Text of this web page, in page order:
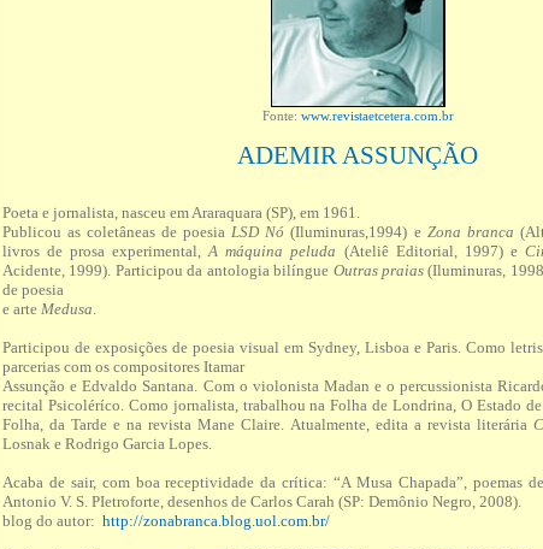
Fonte: www.revistaetcetera.com.br
ADEMIR ASSUNÇÃO
Poeta e jornalista, nasceu em Araraquara (SP), em 1961.
Publicou as coletâneas de poesiaLSD Nó (Iluminuras,1994) e Zona branca
livros de prosa experimental,A máquina peluda (Ateliê Editorial, 1997) e
Acidente, 1999). Participou da antologia bilíngue Outras praias(Iluminuras,
de poesia
e arte Medusa.
Participou de exposições de poesia visual em Sydney, Lisboa e Paris. Como
parcerias com os compositores Itamar
Assunção e Edvaldo Santana. Com o violonista Madan e o percussionista
recital Psicoléríco. Como jornalista, trabalhou na Folha de Londrina, O Estado de
Folha, da Tarde e na revista Mane Claire. Atualmente, edita a revista literária
Losnak e Rodrigo Garcia Lopes.
Acaba de sair, com boa receptividade da crítica: “A Musa Chapada”, poemas
Antonio V. S. PIetroforte, desenhos de Carlos Carah (SP: Demônio Negro, 2008).
blog do autor: http://zonabranca.blog.uol.com.br/